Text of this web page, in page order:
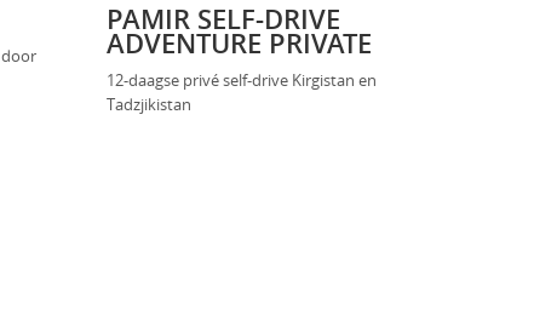
door
PAMIR SELF-DRIVE
ADVENTURE PRIVATE
12-daagse privé self-drive Kirgistan en
Tadzjikistan